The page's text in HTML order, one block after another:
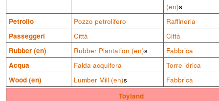
(en)s
Petrolio
Pozzo petrolifero
Raffineria
Passeggeri
Città
Città
Rubber (en)
Rubber Plantation (en)s
Fabbrica
Acqua
Falda acquifera
Torre idrica
Wood (en)
Lumber Mill (en)s
Fabbrica
Toyland